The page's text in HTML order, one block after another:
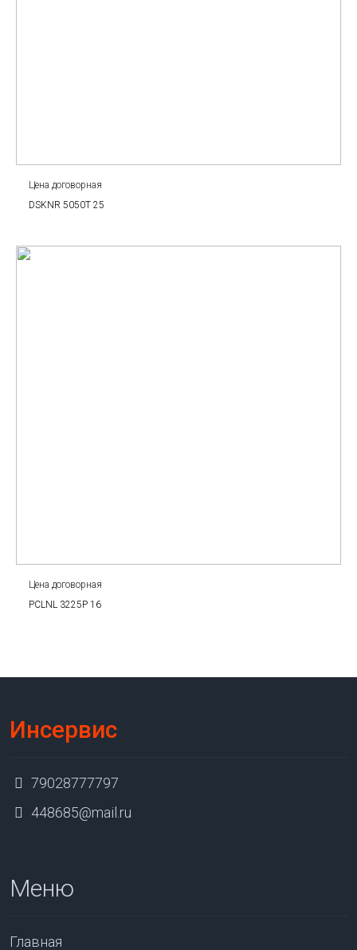
Цена договорная
DSKNR 5050T 25
Цена договорная
PCLNL 3225P 16
Инсервис
79028777797
448685@mail.ru
Меню
Главная